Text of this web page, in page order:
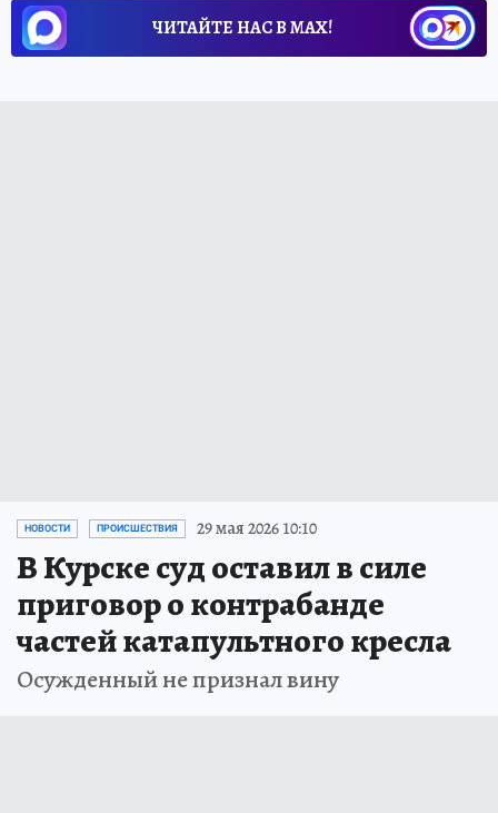
ЧИТАЙТЕ НАС В МАХ!
НОВОСТИ ПРОИСШЕСТВИЯ 29 мая 2026 10:10
В Курске суд оставил в силе
приговор о контрабанде
частей катапультного кресла
Осужденный не признал вину